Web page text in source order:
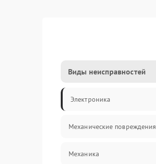
Виды неисправностей
Электроника
Механические повреждения
Механика